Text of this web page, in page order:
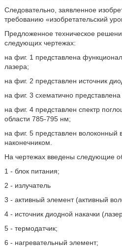
Следовательно, заявленное
требованию «изобретательский
Предложенное техническое
следующих чертежах:
на фиг. 1 представлена
лазера;
на фиг. 2 представлен источник
на фиг. 3 схематично представлена
на фиг. 4 представлен спектр
области 785-795 нм;
на фиг. 5 представлен волоконный
наконечником.
На чертежах введены следующие
1 - блок питания;
2 - излучатель
3 - активный элемент (активный
4 - источник диодной накачки
5 - термодатчик;
6 - нагревательный элемент;